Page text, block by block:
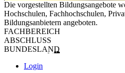
Die vorgestellten Bildungsangebote
Hochschulen, Fachhochschulen,
Bildungsanbietern angeboten.
FACHBEREICH
ABSCHLUSS
BUNDESLAND
Login